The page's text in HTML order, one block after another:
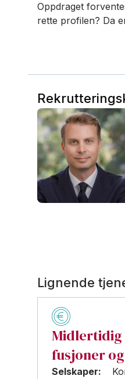
Oppdraget
rette profilen? Da
Lignende
fusjoner
Selskaper: